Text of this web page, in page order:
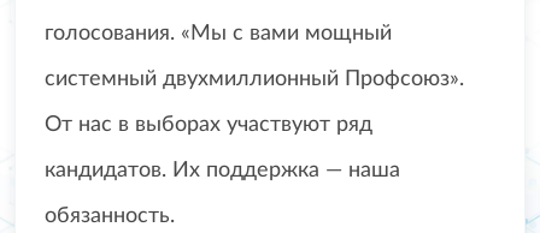
голосования. «Мы с вами мощный
системный двухмиллионный Профсоюз».
От нас в выборах участвуют ряд
кандидатов. Их поддержка — наша
обязанность.